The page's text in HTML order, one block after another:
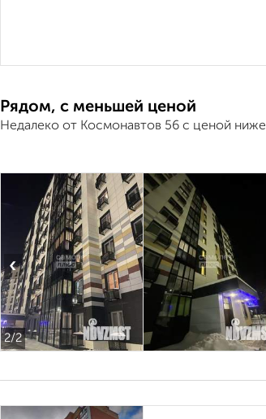
Рядом, с меньшей ценой
Недалеко от Космонавтов 56 с ценой ниже
2/2
‹